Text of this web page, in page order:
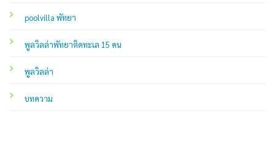
poolvilla พัทยา
พูลวิลล่าพัทยาติดทะเล 15 คน
พูลวิลล่า
บทความ